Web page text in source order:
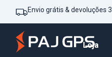
Envio grátis & devoluções
Loja